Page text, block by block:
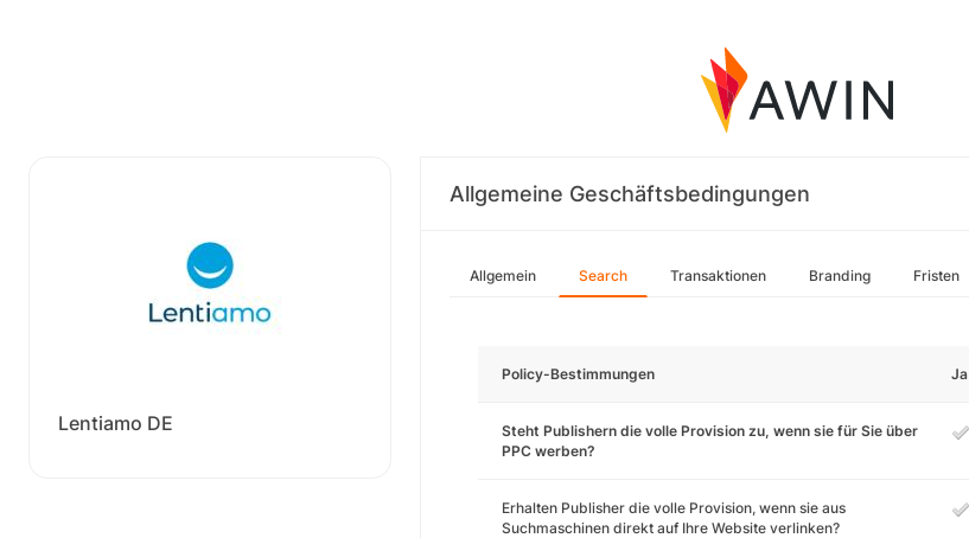
Lentiamo DE
Allgemeine Geschäftsbedingungen
Allgemein Search Transaktionen Branding Fristen
Policy-Bestimmungen Ja
Steht Publishern die volle Provision zu, wenn sie für Sie über
PPC werben?
Erhalten Publisher die volle Provision, wenn sie aus
Suchmaschinen direkt auf Ihre Website verlinken?